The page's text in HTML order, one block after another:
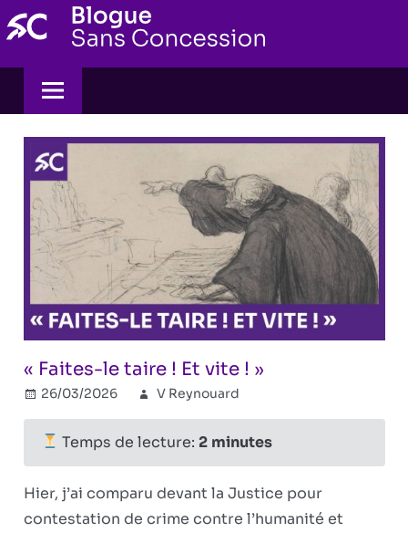
Skip
to
content
« Faites-le taire ! Et vite ! »
26/03/2026 V Reynouard
révisionniste
fermés
Et
vite ! »
Temps de lecture: 2 minutes
Hier, j’ai comparu devant la Justice pour
contestation de crime contre l’humanité et